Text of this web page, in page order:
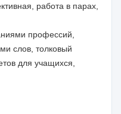
работа в парах,
профессий,
слов, толковый
для учащихся,